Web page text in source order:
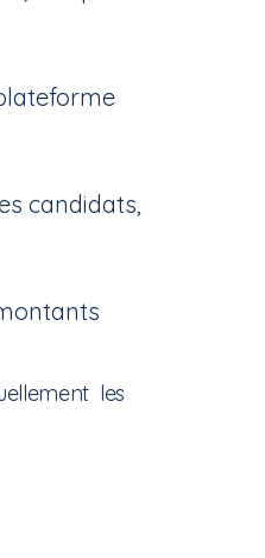
candidats,
les